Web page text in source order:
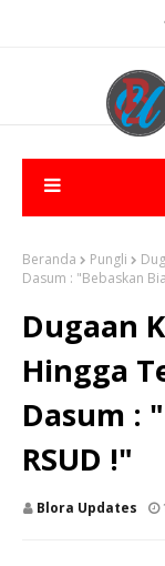
Beranda Pungli
Dasum : "Bebaskan
Dugaan
Hingga
Dasum :
RSUD !"
Blora Updates